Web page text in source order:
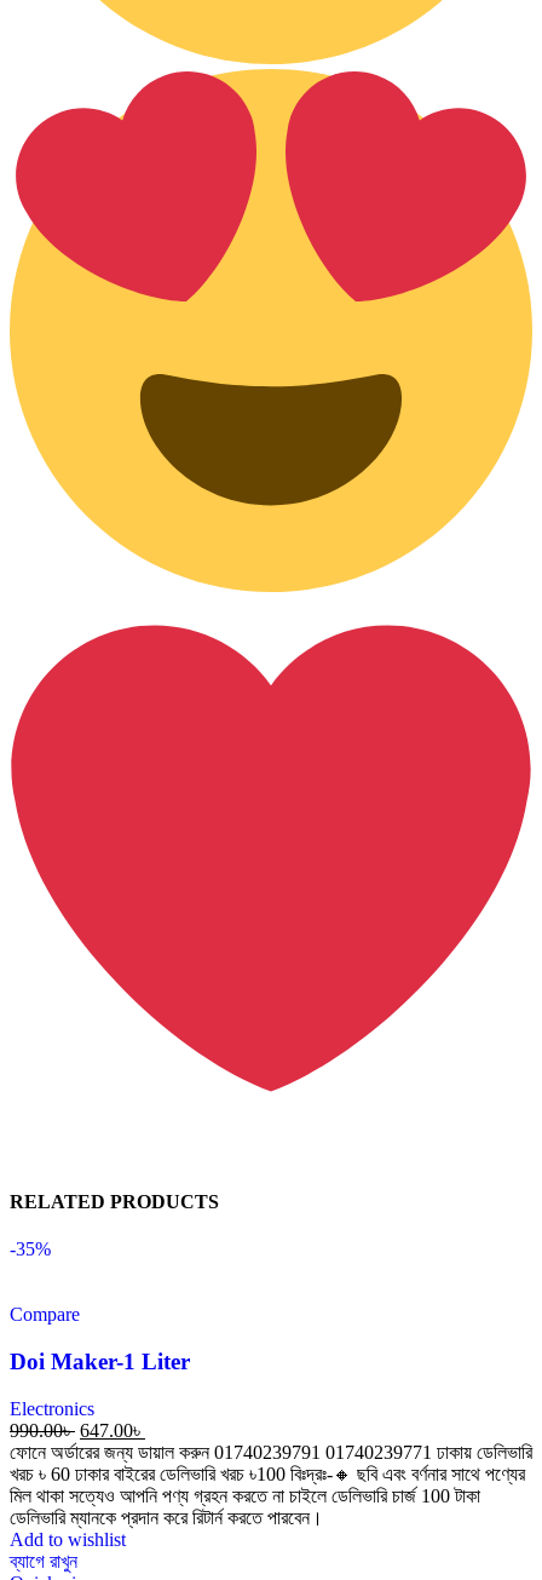
RELATED PRODUCTS
-35%
Compare
Doi Maker-1 Liter
Electronics
990.00৳ 647.00৳
ফোনে অর্ডারের জন্য ডায়াল করুন 01740239791 01740239771 ঢাকায় ডেলিভারি
খরচ ৳ 60 ঢাকার বাইরের ডেলিভারি খরচ ৳100 বিঃদ্রঃ-🔸 ছবি এবং বর্ণনার সাথে পণ্যের
মিল থাকা সত্যেও আপনি পণ্য গ্রহন করতে না চাইলে ডেলিভারি চার্জ 100 টাকা
ডেলিভারি ম্যানকে প্রদান করে রিটার্ন করতে পারবেন।
Add to wishlist
ব্যাগে রাখুন